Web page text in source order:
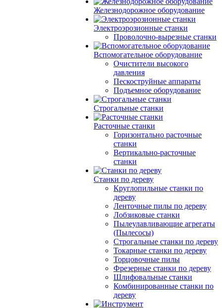
Железнодорожное оборудование
Электроэрозионные станки
Проволочно-вырезные станки
Вспомогательное оборудование
Очистители высокого
давления
Пескоструйные аппараты
Подъемное оборудование
Строгальные станки
Расточные станки
Горизонтально расточные
станки
Вертикально-расточные
станки
Станки по дереву
Круглопильные станки по
дереву
Ленточные пилы по дереву
Лобзиковые станки
Пылеулавливающие агрегаты
(Пылесосы)
Строгальные станки по дереву
Токарные станки по дереву
Торцовочные пилы
Фрезерные станки по дереву
Шлифовальные станки
Комбинированные станки по
дереву